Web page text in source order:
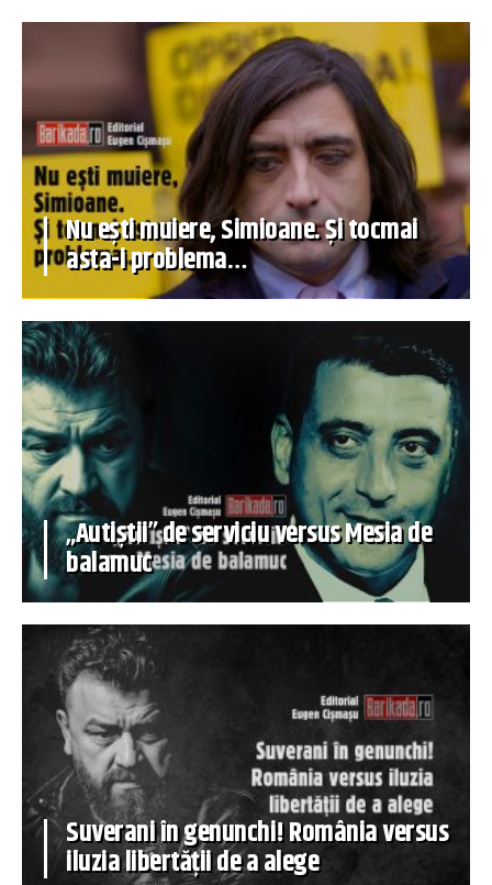
Nu ești muiere, Simioane. Și tocmai
asta-i problema…
„Autiștii” de serviciu versus Mesia de
balamuc
Suverani în genunchi! România versus
iluzia libertății de a alege